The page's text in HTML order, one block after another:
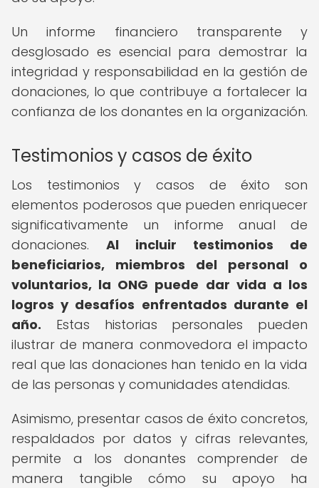
Un informe financiero transparente y
desglosado es esencial para demostrar la
integridad y responsabilidad en la gestión de
donaciones, lo que contribuye a fortalecer la
confianza de los donantes en la organización.
Testimonios y casos de éxito
Los testimonios y casos de éxito son
elementos poderosos que pueden enriquecer
significativamente un informe anual de
donaciones. Al incluir testimonios de
beneficiarios, miembros del personal o
voluntarios, la ONG puede dar vida a los
logros y desafíos enfrentados durante el
año. Estas historias personales pueden
ilustrar de manera conmovedora el impacto
real que las donaciones han tenido en la vida
de las personas y comunidades atendidas.
Asimismo, presentar casos de éxito concretos,
respaldados por datos y cifras relevantes,
permite a los donantes comprender de
manera tangible cómo su apoyo ha